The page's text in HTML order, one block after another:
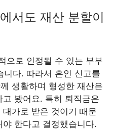
서도 재산 분할이
으로 인정될 수 있는 부부
니다. 따라서 혼인 신고를
생활하며 형성한 재산은
봤어요. 특히 퇴직금은
가로 받은 것이기 때문
한다고 결정했습니다.